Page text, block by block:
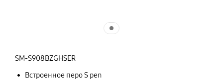
SM-S908BZGHSER
Встроенное перо S pen